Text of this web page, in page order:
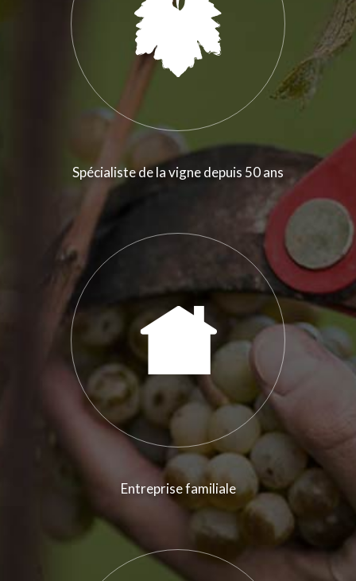
Spécialiste de la vigne depuis 50 ans
Entreprise familiale